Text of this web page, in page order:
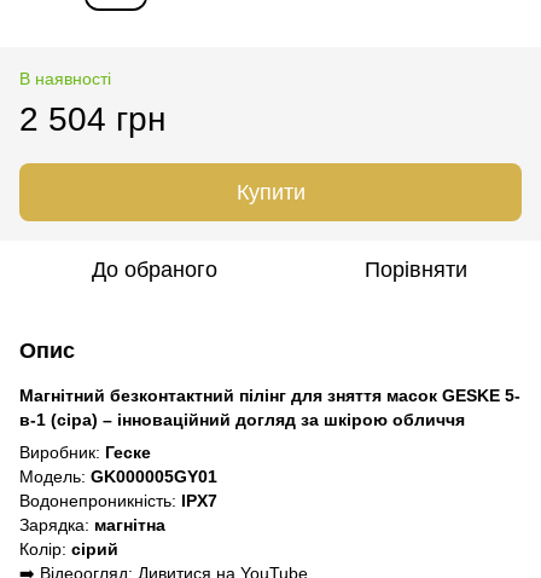
В наявності
2 504 грн
Купити
До обраного Порівняти
Опис
Магнітний безконтактний пілінг для зняття масок GESKE 5-
в-1 (сіра) – інноваційний догляд за шкірою обличчя
Виробник: Геске
Модель: GK000005GY01
Водонепроникність: IPX7
Зарядка: магнітна
Колір: сірий
➡️ Відеоогляд: Дивитися на YouTube